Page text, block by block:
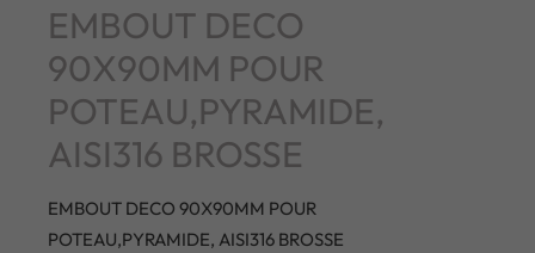
EMBOUT DECO
90X90MM POUR
POTEAU,PYRAMIDE,
AISI316 BROSSE
EMBOUT DECO 90X90MM POUR
POTEAU,PYRAMIDE, AISI316 BROSSE